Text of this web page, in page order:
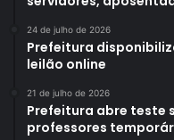
24 de julho de 2026
Prefeitura
leilão online
21 de julho de 2026
Prefeitura abre teste
professores